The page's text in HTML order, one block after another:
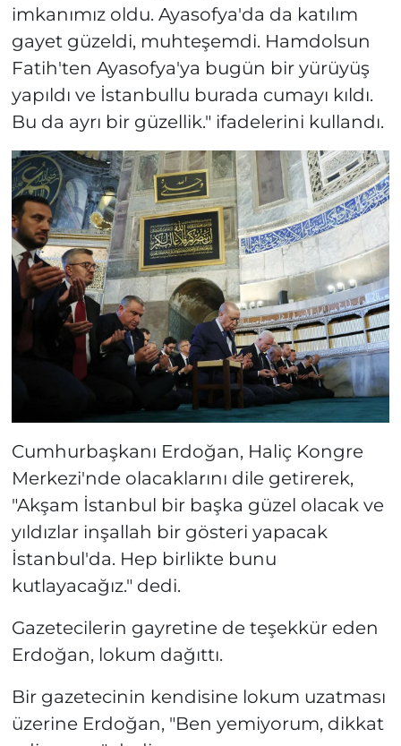
imkanımız oldu. Ayasofya'da da katılım
gayet güzeldi, muhteşemdi. Hamdolsun
Fatih'ten Ayasofya'ya bugün bir yürüyüş
yapıldı ve İstanbullu burada cumayı kıldı.
Bu da ayrı bir güzellik." ifadelerini kullandı.
Cumhurbaşkanı Erdoğan, Haliç Kongre
Merkezi'nde olacaklarını dile getirerek,
"Akşam İstanbul bir başka güzel olacak ve
yıldızlar inşallah bir gösteri yapacak
İstanbul'da. Hep birlikte bunu
kutlayacağız." dedi.
Gazetecilerin gayretine de teşekkür eden
Erdoğan, lokum dağıttı.
Bir gazetecinin kendisine lokum uzatması
üzerine Erdoğan, "Ben yemiyorum, dikkat